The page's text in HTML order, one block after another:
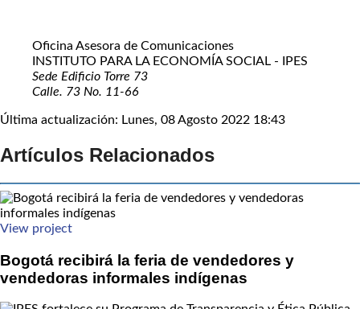
Oficina Asesora de Comunicaciones
INSTITUTO PARA LA ECONOMÍA SOCIAL - IPES
Sede Edificio Torre 73
Calle. 73 No. 11-66
Última actualización: Lunes, 08 Agosto 2022 18:43
Artículos Relacionados
View project
Bogotá recibirá la feria de vendedores y
vendedoras informales indígenas